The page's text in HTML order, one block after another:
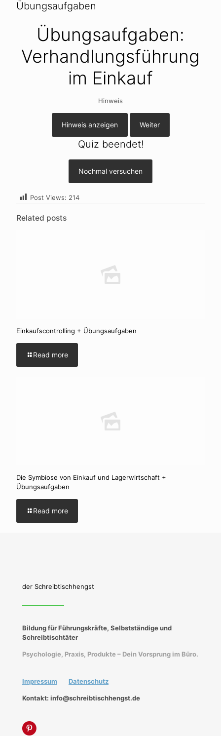
Übungsaufgaben
Übungsaufgaben:
Verhandlungsführung
im Einkauf
Hinweis
Hinweis anzeigen Weiter
Quiz beendet!
Nochmal versuchen
Post Views: 214
Related posts
Einkaufscontrolling + Übungsaufgaben
Read more
Die Symbiose von Einkauf und Lagerwirtschaft +
Übungsaufgaben
Read more
der Schreibtischhengst
Bildung für Führungskräfte, Selbstständige und
Schreibtischtäter
Psychologie, Praxis, Produkte – Dein Vorsprung im Büro.
Impressum Datenschutz
Kontakt: info@schreibtischhengst.de